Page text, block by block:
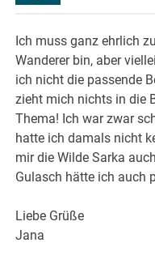
Ich muss ganz ehrlich
Wanderer bin, aber
ich nicht die passende
zieht mich nichts in die
Thema! Ich war zwar
hatte ich damals nicht
mir die Wilde Sarka
Gulasch hätte ich auch
Liebe Grüße
Jana